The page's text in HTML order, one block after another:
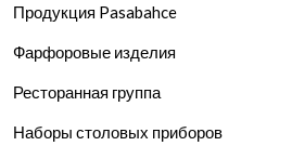
Продукция Pasabahce
Фарфоровые изделия
Ресторанная группа
Наборы столовых приборов